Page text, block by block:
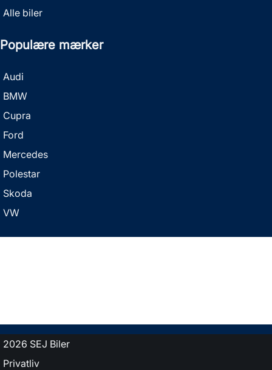
Alle biler
Populære mærker
Audi
BMW
Cupra
Ford
Mercedes
Polestar
Skoda
VW
2026 SEJ Biler
Privatliv